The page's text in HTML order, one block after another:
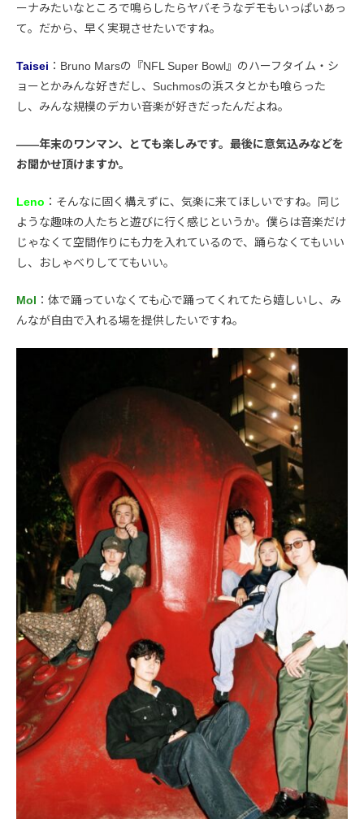
ーナみたいなところで鳴らしたらヤバそうなデモもいっぱいあっ
て。だから、早く実現させたいですね。
Taisei ：Bruno Marsの『NFL Super Bowl』のハーフタイム・シ
ョーとかみんな好きだし、Suchmosの浜スタとかも喰らった
し、みんな規模のデカい音楽が好きだったんだよね。
――年末のワンマン、とても楽しみです。最後に意気込みなどを
お聞かせ頂けますか。
Leno ：そんなに固く構えずに、気楽に来てほしいですね。同じ
ような趣味の人たちと遊びに行く感じというか。僕らは音楽だけ
じゃなくて空間作りにも力を入れているので、踊らなくてもいい
し、おしゃべりしててもいい。
Mol ：体で踊っていなくても心で踊ってくれてたら嬉しいし、み
んなが自由で入れる場を提供したいですね。